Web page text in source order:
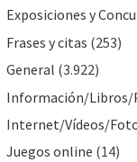
Exposiciones y
Frases y citas (253)
General (3.922)
Información/Libros/
Internet/Vídeos/
Juegos online (14)